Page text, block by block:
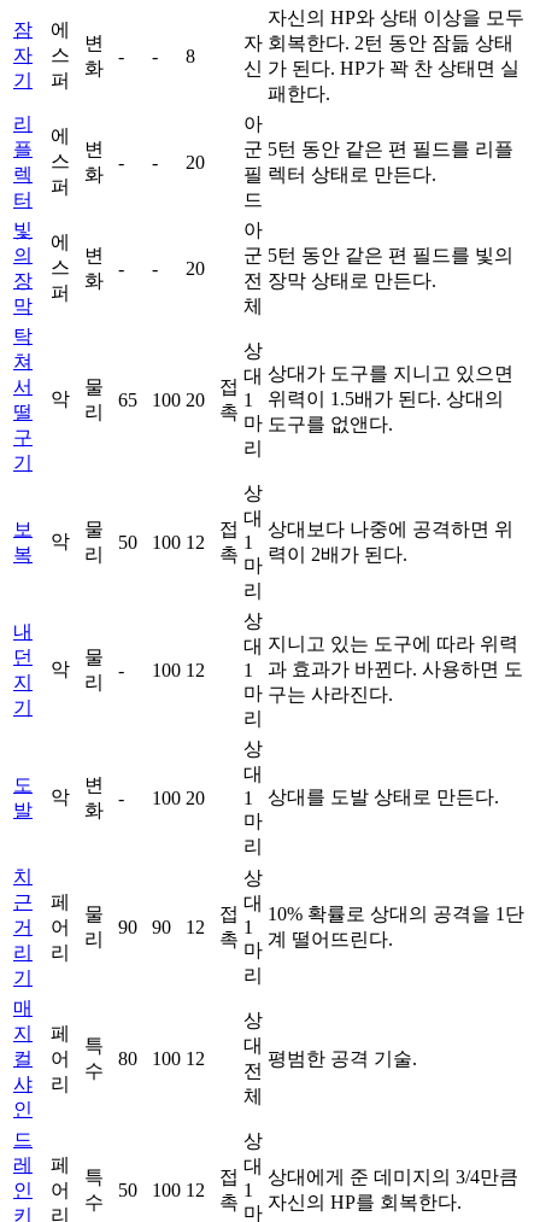
잠
자
기
에
스
퍼
변
화
- - 8
자
신
자신의 HP와 상태 이상을 모두
회복한다. 2턴 동안 잠듦 상태
가 된다. HP가 꽉 찬 상태면 실
패한다.
리
플
렉
터
에
스
퍼
변
화
- - 20
아
군
필
드
5턴 동안 같은 편 필드를 리플
렉터 상태로 만든다.
빛
의
장
막
에
스
퍼
변
화
- - 20
아
군
전
체
5턴 동안 같은 편 필드를 빛의
장막 상태로 만든다.
탁
쳐
서
떨
구
기
악
물
리
65 100 20
접
촉
상
대
1
마
리
상대가 도구를 지니고 있으면
위력이 1.5배가 된다. 상대의
도구를 없앤다.
보
복
악
물
리
50 100 12
접
촉
상
대
1
마
리
상대보다 나중에 공격하면 위
력이 2배가 된다.
내
던
지
기
악
물
리
- 100 12
상
대
1
마
리
지니고 있는 도구에 따라 위력
과 효과가 바뀐다. 사용하면 도
구는 사라진다.
도
발
악
변
화
- 100 20
상
대
1
마
리
상대를 도발 상태로 만든다.
치
근
거
리
기
페
어
리
물
리
90 90 12
접
촉
상
대
1
마
리
10% 확률로 상대의 공격을 1단
계 떨어뜨린다.
매
지
컬
샤
인
페
어
리
특
수
80 100 12
상
대
전
체
평범한 공격 기술.
드
레
인
키
페
어
리
특
수
50 100 12
접
촉
상
대
1
마
상대에게 준 데미지의 3/4만큼
자신의 HP를 회복한다.